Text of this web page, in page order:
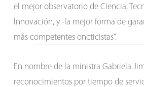
el mejor observatorio de Ciencia,
Innovación, y -la mejor forma de
más competentes oncticistas”.
En nombre de la ministra Gabriela
reconocimientos por tiempo de